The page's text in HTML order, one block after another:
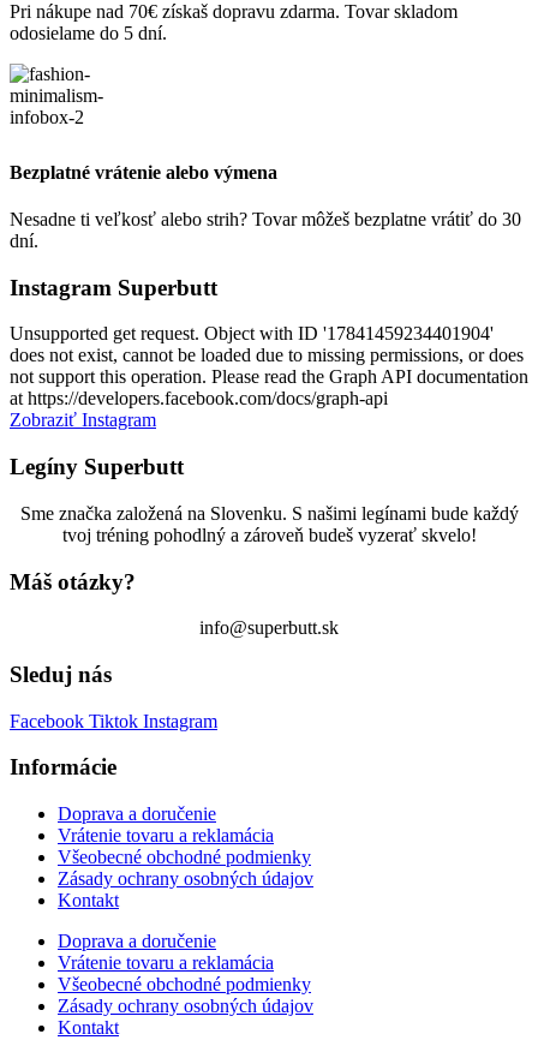
Pri nákupe nad 70€ získaš dopravu zdarma. Tovar skladom
odosielame do 5 dní.
Bezplatné vrátenie alebo výmena
Nesadne ti veľkosť alebo strih? Tovar môžeš bezplatne vrátiť do 30
dní.
Instagram Superbutt
Unsupported get request. Object with ID '17841459234401904'
does not exist, cannot be loaded due to missing permissions, or does
not support this operation. Please read the Graph API documentation
at https://developers.facebook.com/docs/graph-api
Zobraziť Instagram
Legíny Superbutt
Sme značka založená na Slovenku. S našimi legínami bude každý
tvoj tréning pohodlný a zároveň budeš vyzerať skvelo!
Máš otázky?
info@superbutt.sk
Sleduj nás
Facebook Tiktok Instagram
Informácie
Doprava a doručenie
Vrátenie tovaru a reklamácia
Všeobecné obchodné podmienky
Zásady ochrany osobných údajov
Kontakt
Doprava a doručenie
Vrátenie tovaru a reklamácia
Všeobecné obchodné podmienky
Zásady ochrany osobných údajov
Kontakt